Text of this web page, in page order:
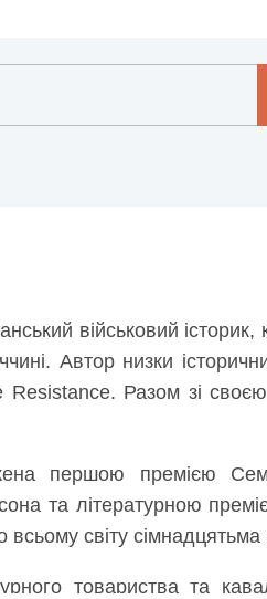
військовий історик,
Автор низки
Разом зі
першою премією
та літературною
всьому світу
товариства та